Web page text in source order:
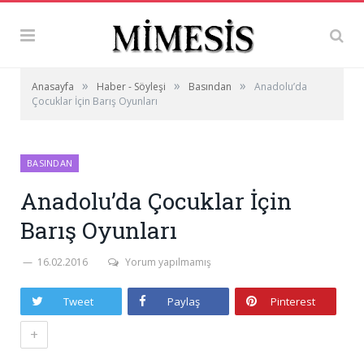
Anasayfa » Haber - Söyleşi » Basından »
Anadolu’da
Çocuklar İçin Barış Oyunları
BASINDAN
Anadolu’da Çocuklar İçin
Barış Oyunları
16.02.2016 Yorum yapılmamış
Tweet Paylaş Pinterest
+